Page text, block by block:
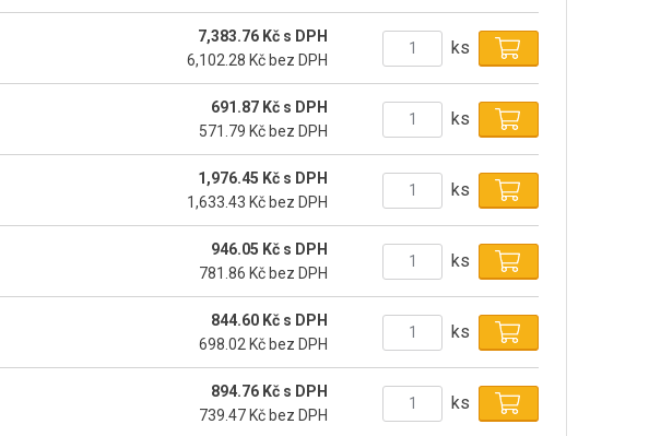
7,383.76 Kč s DPH
6,102.28 Kč bez DPH
ks
691.87 Kč s DPH
571.79 Kč bez DPH
ks
1,976.45 Kč s DPH
1,633.43 Kč bez DPH
ks
946.05 Kč s DPH
781.86 Kč bez DPH
ks
844.60 Kč s DPH
698.02 Kč bez DPH
ks
894.76 Kč s DPH
739.47 Kč bez DPH
ks